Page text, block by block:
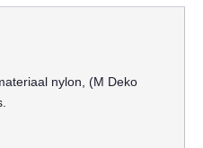
nylon, (M Deko